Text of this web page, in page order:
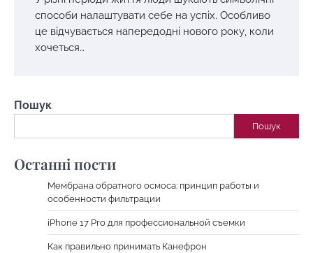
способи налаштувати себе на успіх. Особливо
це відчувається напередодні нового року, коли
хочеться…
Пошук
Пошук
Останні пости
Мембрана обратного осмоса: принцип работы и
особенности фильтрации
iPhone 17 Pro для профессиональной съемки
Как правильно принимать Канефрон